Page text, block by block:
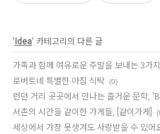
' Idea' 카테고리의 다른 글
가족과 함께 여유로운 주말을 보내는 3가
로버트네 특별한 아침 식탁 (0)
런던 거리 곳곳에서 만나는 즐거운 문학,
서촌의 시간을 같이한 가게들, [같이가게]
세상에서 가장 못생겨도 사랑받을 수 있어